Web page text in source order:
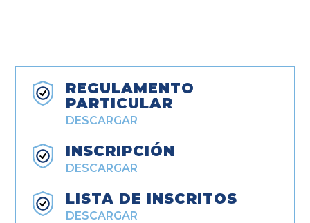
REGULAMENTO
PARTICULAR
DESCARGAR
INSCRIPCIÓN
DESCARGAR
LISTA DE INSCRITOS
DESCARGAR